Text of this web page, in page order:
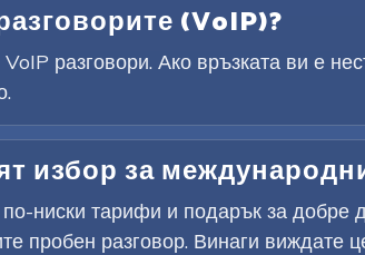
(VoIP)?
разговори. Ако връзката ви е
избор за
ниски тарифи и подарък за
пробен разговор. Винаги виждате